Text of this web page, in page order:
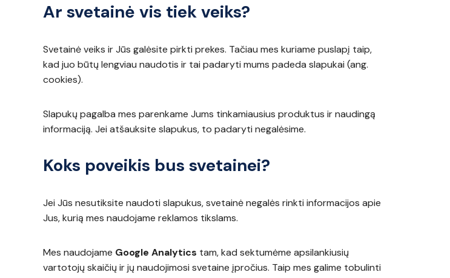
Ar svetainė vis tiek veiks?
Svetainė veiks ir Jūs galėsite pirkti prekes. Tačiau mes kuriame puslapį taip,
kad juo būtų lengviau naudotis ir tai padaryti mums padeda slapukai (ang.
cookies).
Slapukų pagalba mes parenkame Jums tinkamiausius produktus ir naudingą
informaciją. Jei atšauksite slapukus, to padaryti negalėsime.
Koks poveikis bus svetainei?
Jei Jūs nesutiksite naudoti slapukus, svetainė negalės rinkti informacijos apie
Jus, kurią mes naudojame reklamos tikslams.
Mes naudojame Google Analytics tam, kad sektumėme apsilankiusių
vartotojų skaičių ir jų naudojimosi svetaine įpročius. Taip mes galime tobulinti